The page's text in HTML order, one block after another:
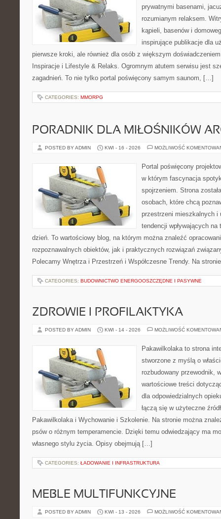
prywatnymi basenami,
rozumianym relaksem.
kąpieli, basenów i
inspirujące publikacje dla
pierwsze kroki, ale również dla osób z większym
Inspiracje i Lifestyle & Relaks. Ogromnym atutem serwisu jest
zagadnień. To nie tylko portal poświęcony samym saunom, […]
CATEGORIES: MMORPG
PORADNIK DLA MIŁOŚNIKÓW
POSTED BY ADMIN KWI - 16 - 2026 MOŻLIWOŚĆ
Portal poświęcony
w którym fascynacja
spojrzeniem. Strona
osobach, które chcą
przestrzeni mieszkalnych i
tendencji wpływających
dzień. To wartościowy blog, na którym można znaleźć
rozpoznawalnych obiektów, jak i praktycznych rozwiązań
Polecamy Wnętrza i Przestrzeń i Współczesne Trendy. Na
CATEGORIES: BUDOWNICTWO ENERGOOSZCZĘDNE I PASYWNE
ZDROWIE I PROFILAKTYKA
POSTED BY ADMIN KWI - 14 - 2026 MOŻLIWOŚĆ
Pakawilkolaka to strona
stworzone z myślą o
rozbudowany przewodnik,
wartościowe treści
dla odpowiedzialnych
łączą się w użyteczne
Pakawilkolaka i Wychowanie i Szkolenie. Na stronie można
psów o różnym temperamencie. Dzięki temu odwiedzający ma
własnego stylu życia. Opisy obejmują […]
CATEGORIES: ŁADOWANIE I INFRASTRUKTURA
MEBLE MULTIFUNKCYJNE
POSTED BY ADMIN KWI - 13 - 2026 MOŻLIWOŚĆ